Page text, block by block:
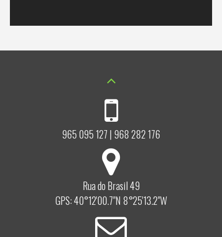
965 095 127 | 968 282 176
Rua do Brasil 49
GPS: 40°12'00.7"N 8°25'13.2"W